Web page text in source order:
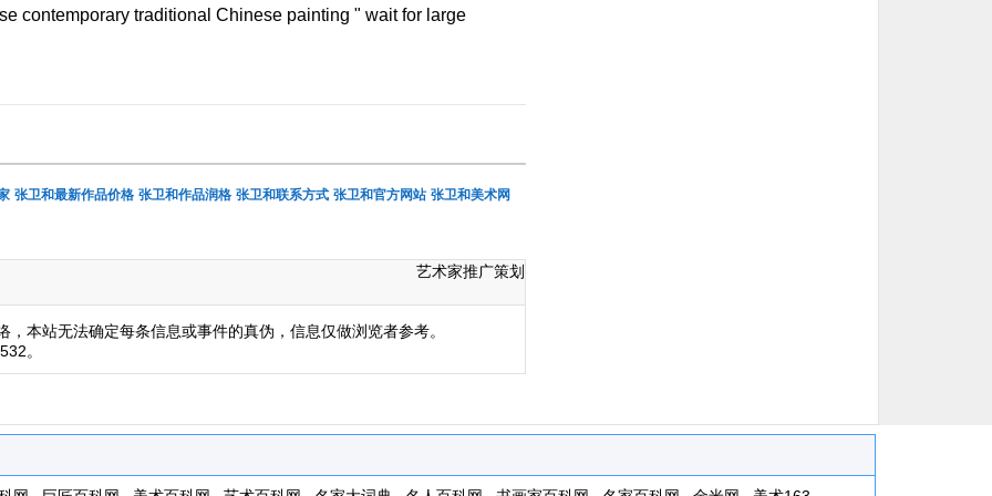
contemporary traditional Chinese painting " wait for large
张卫和最新作品价格 张卫和作品润格 张卫和联系方式 张卫和官方网站 张卫和美术网
艺术家推广策划
本站无法确定每条信息或事件的真伪，信息仅做浏览者参考。
。